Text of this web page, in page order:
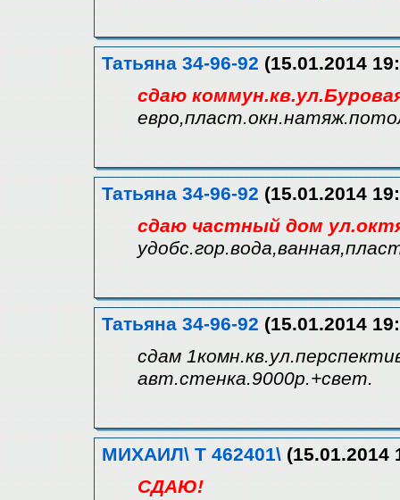
Татьяна 34-96-92 (15.01.2014
сдаю
Татьяна 34-96-92 (15.01.2014
сдаю частный дом
Татьяна 34-96-92 (15.01.2014
сдам
авт.стенка.9000р.+свет.
МИХАИЛ\ Т 462401\ (15.01.2014
СДАЮ!